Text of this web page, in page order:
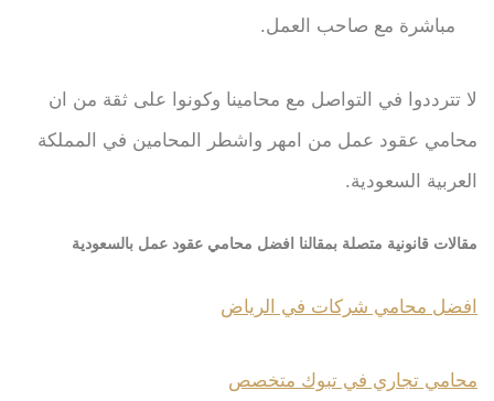
مباشرة مع صاحب العمل.
لا تترددوا في التواصل مع محامينا وكونوا على ثقة من ان
محامي عقود عمل من امهر واشطر المحامين في المملكة
العربية السعودية.
مقالات قانونية متصلة بمقالنا افضل محامي عقود عمل بالسعودية
افضل محامي شركات في الرياض
محامي تجاري في تبوك متخصص